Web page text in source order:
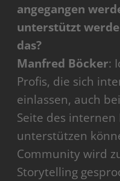
angegangen
unterstützt
das?
Manfred Böcker:
Profis, die sich
einlassen, auch
Seite des
unterstützen
Community wird
Storytelling